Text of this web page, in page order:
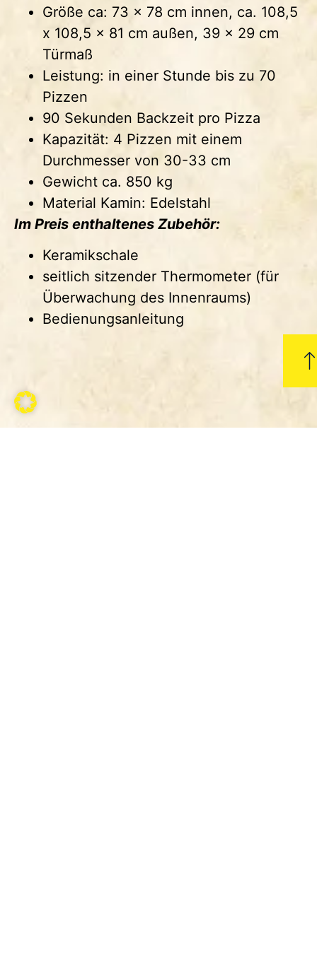
Größe ca: 73 x 78 cm innen, ca. 108,5
x 108,5 x 81 cm außen, 39 x 29 cm
Türmaß
Leistung: in einer Stunde bis zu 70
Pizzen
90 Sekunden Backzeit pro Pizza
Kapazität: 4 Pizzen mit einem
Durchmesser von 30-33 cm
Gewicht ca. 850 kg
Material Kamin: Edelstahl
Im Preis enthaltenes Zubehör:
Keramikschale
seitlich sitzender Thermometer (für
Überwachung des Innenraums)
Bedienungsanleitung